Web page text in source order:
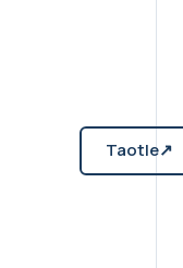
Taotle↗